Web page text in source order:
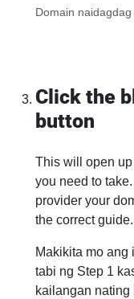
Domain
Click the
button
This will open
you need to
provider your
the correct guide.
Makikita mo ang
tabi ng Step 1
kailangan nating